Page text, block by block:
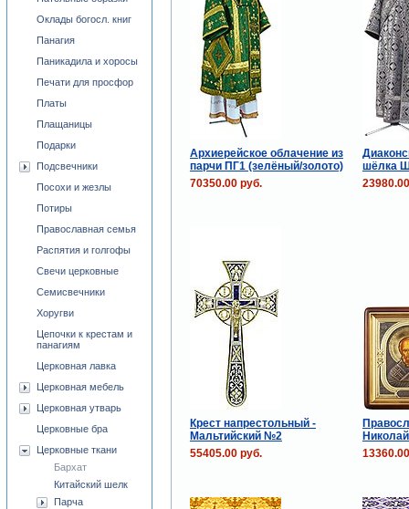
Архиерейское облачение из
парчи ПГ1 (зелёный/золото)
шёлка
70350.00 руб.
Крест напрестольный -
Мальтийский №2
55405.00 руб.
Оклады богосл. книг
Панагия
Паникадила и хоросы
Печати для просфор
Платы
Плащаницы
Подарки
Подсвечники
Посохи и жезлы
Потиры
Православная семья
Распятия и голгофы
Свечи церковные
Семисвечники
Хоругви
Цепочки к крестам и
панагиям
Церковная лавка
Церковная мебель
Церковная утварь
Церковные бра
Церковные ткани
Бархат
Китайский шелк
Парча